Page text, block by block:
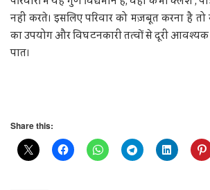
नहीं करते। इसलिए परिवार को मज़बूत करना है तो
का उपयोग और विघटनकारी तत्वों से दूरी
पात।
Share this: